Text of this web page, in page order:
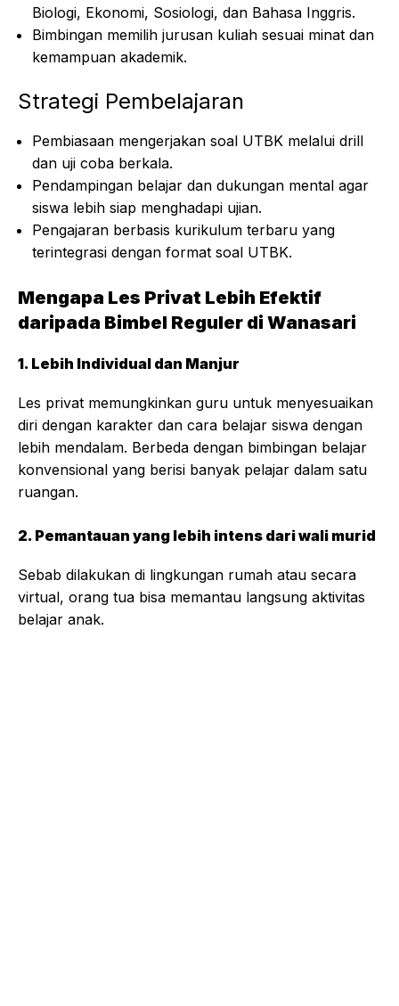
Biologi, Ekonomi, Sosiologi, dan Bahasa Inggris.
Bimbingan memilih jurusan kuliah sesuai minat dan
kemampuan akademik.
Strategi Pembelajaran
Pembiasaan mengerjakan soal UTBK melalui drill
dan uji coba berkala.
Pendampingan belajar dan dukungan mental agar
siswa lebih siap menghadapi ujian.
Pengajaran berbasis kurikulum terbaru yang
terintegrasi dengan format soal UTBK.
Mengapa Les Privat Lebih Efektif
daripada Bimbel Reguler di Wanasari
1. Lebih Individual dan Manjur
Les privat memungkinkan guru untuk menyesuaikan
diri dengan karakter dan cara belajar siswa dengan
lebih mendalam. Berbeda dengan bimbingan belajar
konvensional yang berisi banyak pelajar dalam satu
ruangan.
2. Pemantauan yang lebih intens dari wali murid
Sebab dilakukan di lingkungan rumah atau secara
virtual, orang tua bisa memantau langsung aktivitas
belajar anak.